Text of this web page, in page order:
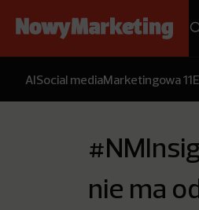
AISocial mediaMarketingowa 11
nie ma